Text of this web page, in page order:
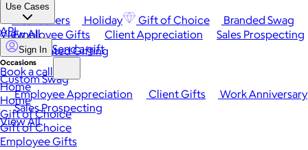
Best Sellers Holiday Gift of Choice
Branded Swag
View All
Occasions
Employee Appreciation Client Gifts
Work Anniversary
Sales Prospecting
View All
Use Cases
Employee Gifts Client Appreciation
Sales Prospecting
Automated Gifting
Custom Swag
API
Sign In Send a gift
Book a call
Home
Home
Gift of Choice
Gift of Choice
Employee Gifts